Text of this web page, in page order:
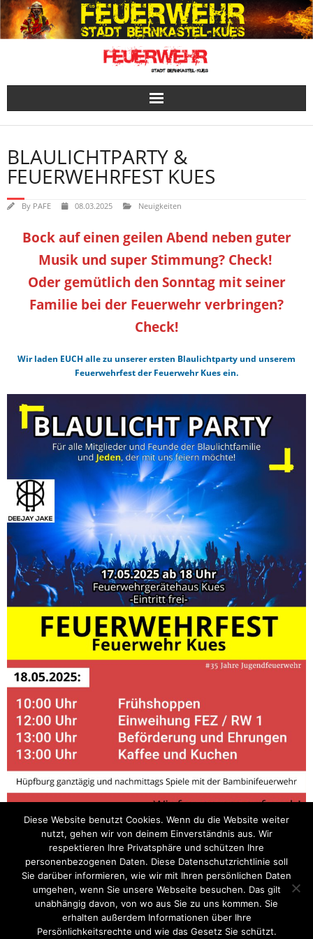
Skip
to
content
BLAULICHTPARTY &
FEUERWEHRFEST KUES
By PAFE 08.03.2025 Neuigkeiten
Bock auf einen geilen Abend neben guter
Musik und super Stimmung? Check!
Oder gemütlich den Sonntag mit seiner
Familie bei der Feuerwehr verbringen?
Check!
Wir laden EUCH alle zu unserer ersten Blaulichtparty und unserem
Feuerwehrfest der Feuerwehr Kues ein.
Post Views: 0
Einsatzstatistik 2024 FEZ-Seminar
Über uns
Diese Website benutzt Cookies. Wenn du die Website weiter
nutzt, gehen wir von deinem Einverständnis aus. Wir
respektieren Ihre Privatsphäre und schützen Ihre
personenbezogenen Daten. Diese Datenschutzrichtlinie soll
Sie darüber informieren, wie wir mit Ihren persönlichen Daten
umgehen, wenn Sie unsere Webseite besuchen. Das gilt
unabhängig davon, von wo aus Sie zu uns kommen. Sie
erhalten außerdem Informationen über Ihre
Persönlichkeitsrechte und wie das Gesetz Sie schützt.